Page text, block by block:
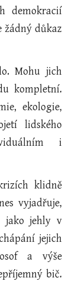
demokracií
žádný důkaz
Mohu jich
kompletní.
ekologie,
lidského
i
klidně
vyjadřuje,
jako jehly v
jejich
a výše
bič.